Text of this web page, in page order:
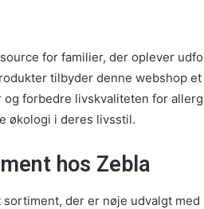
for familier, der oplever
tilbyder denne webshop
forbedre livskvaliteten for
økologi i deres livsstil.
hos Zebla
der er nøje udvalgt med